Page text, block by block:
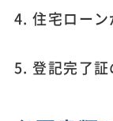
4. 住宅ロー
5. 登記完了証